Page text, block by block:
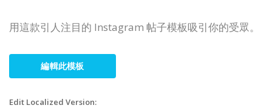
用這款引人注目的 Instagram 帖子模板吸引你的受眾。
編輯此模板
Edit Localized Version: